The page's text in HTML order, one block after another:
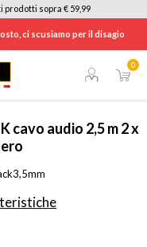
prodotti sopra € 59,99
ci scusiamo per il disagio
0
ACCESSORI TV
cavo audio 2,5 m 2 x